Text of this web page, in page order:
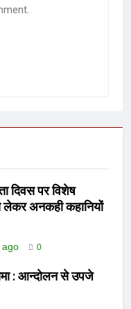
दिवस पर विशेष
लेकर अनकही कहानियों
ago 0
: आन्दोलन से उपजे